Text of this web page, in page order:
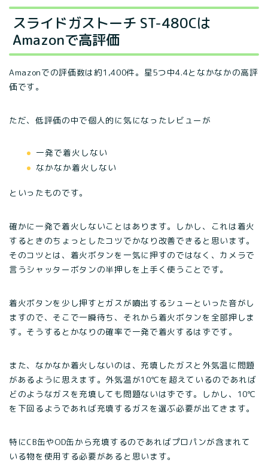
スライドガストーチ ST-480Cは
Amazonで高評価
Amazonでの評価数は約1,400件。星5つ中4.4となかなかの高評
価です。
ただ、低評価の中で個人的に気になったレビューが
一発で着火しない
なかなか着火しない
といったものです。
確かに一発で着火しないことはあります。しかし、これは着火
するときのちょっとしたコツでかなり改善できると思います。
そのコツとは、着火ボタンを一気に押すのではなく、カメラで
言うシャッターボタンの半押しを上手く使うことです。
着火ボタンを少し押すとガスが噴出するシューといった音がし
ますので、そこで一瞬待ち、それから着火ボタンを全部押しま
す。そうするとかなりの確率で一発で着火するはずです。
また、なかなか着火しないのは、充填したガスと外気温に問題
があるように思えます。外気温が10℃を超えているのであれば
どのようなガスを充填しても問題ないはずです。しかし、10℃
を下回るようであれば充填するガスを選ぶ必要が出てきます。
特にCB缶やOD缶から充填するのであればプロパンが含まれて
いる物を使用する必要があると思います。